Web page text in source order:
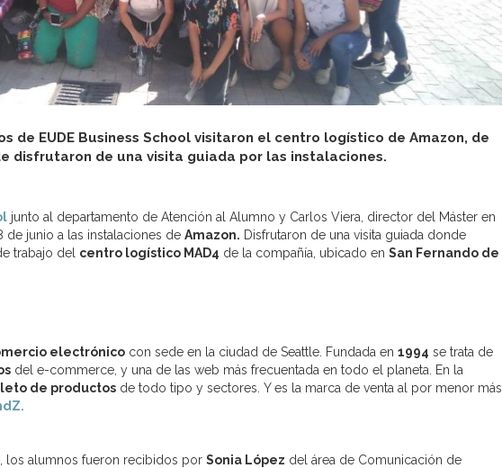
de EUDE Business School visitaron el centro logístico de Amazon, de
disfrutaron de una visita guiada por las instalaciones.
junto al departamento de Atención al Alumno y Carlos Viera, director del Máster en
de junio a las instalaciones de Amazon. Disfrutaron de una visita guiada donde
trabajo del centro logístico MAD4 de la compañía, ubicado en San Fernando de
electrónico con sede en la ciudad de Seattle. Fundada en 1994 se trata de
del e-commerce, y una de las web más frecuentada en todo el planeta. En la
de productos de todo tipo y sectores. Y es la marca de venta al por menor más
los alumnos fueron recibidos por Sonia López del área de Comunicación de